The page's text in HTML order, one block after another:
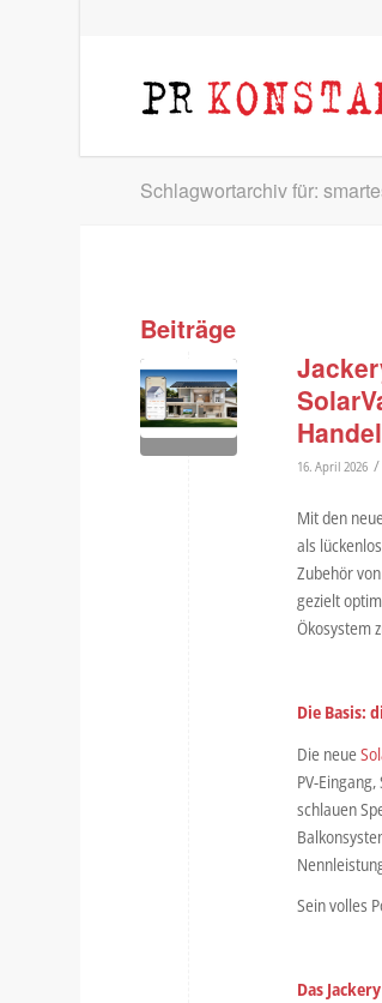
Schlagwortarchiv für:
Beiträge
Handel
16. April 2026 /
Mit den
als
Zubehör
gezielt
Ökosystem
Die Basis:
Die neue
PV-
schlauen
Sein volles
Das